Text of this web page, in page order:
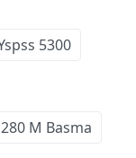
5300
M Basma